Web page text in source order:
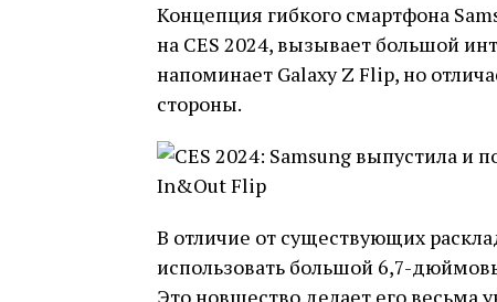
Концепция гибкого смартфона
на CES 2024, вызывает большой
напоминает Galaxy Z Flip, но
стороны.
В отличие от существующих
использовать большой 6,7-
Это новшество делает его весьма